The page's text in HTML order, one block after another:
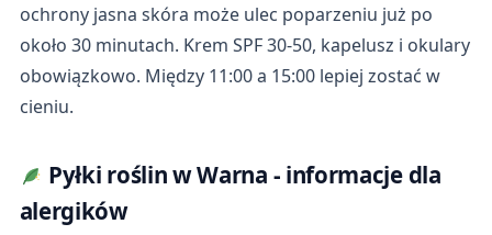
ochrony jasna skóra może ulec poparzeniu już po
około 30 minutach. Krem SPF 30-50, kapelusz i okulary
obowiązkowo. Między 11:00 a 15:00 lepiej zostać w
cieniu.
Pyłki roślin w Warna - informacje dla
alergików